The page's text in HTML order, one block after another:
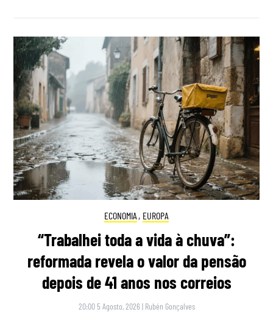
ECONOMIA , EUROPA
“Trabalhei toda a vida à chuva”:
reformada revela o valor da pensão
depois de 41 anos nos correios
20:00 5 Agosto, 2026 | Rubén Gonçalves